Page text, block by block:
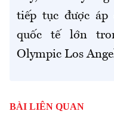
tiếp tục được áp
quốc tế lớn
Olympic Los
BÀI LIÊN QUAN